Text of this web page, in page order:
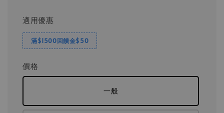
適用優惠
滿$1500回饋金$50
價格
一般